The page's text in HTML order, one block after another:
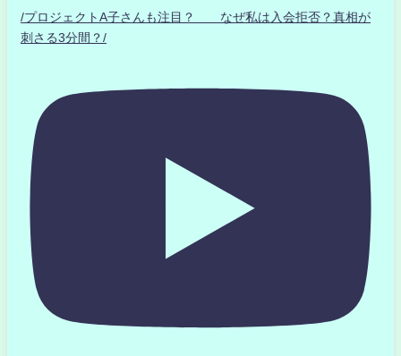
/プロジェクトA子さんも注目？ なぜ私は入会拒否？真相が
刺さる3分間？/